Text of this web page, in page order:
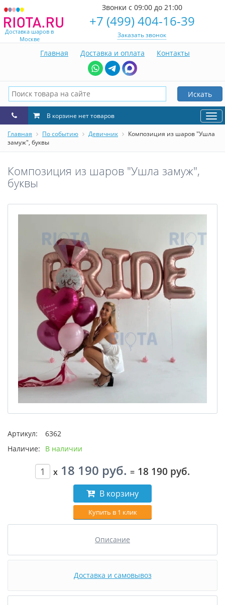
Доставка шаров в
Москве
Звонки с 09:00 до 21:00
+7 (499) 404-16-39
Заказать звонок
Главная Доставка и оплата Контакты
Искать
В корзине нет товаров
Главная По событию Девичник
Композиция из шаров "Ушла
замуж", буквы
Композиция из шаров "Ушла замуж",
буквы
Артикул:
6362
Наличие:
В наличии
x 18 190 руб. = 18 190 руб.
В корзину
Купить в 1 клик
Описание
Доставка и самовывоз